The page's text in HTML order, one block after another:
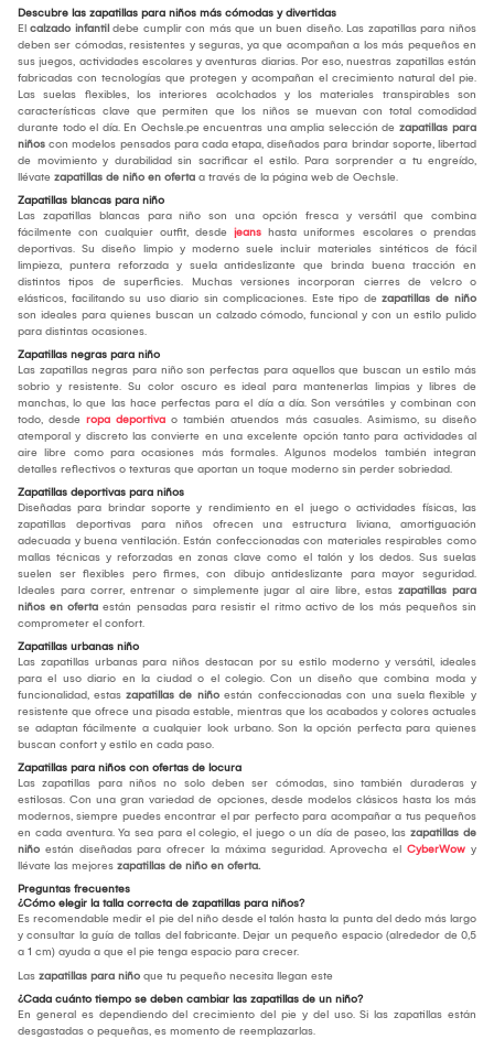
Descubre las zapatillas para niños más cómodas y divertidas
El calzado infantil debe cumplir con más que un buen diseño. Las zapatillas para niños
deben ser cómodas, resistentes y seguras, ya que acompañan a los más pequeños en
sus juegos, actividades escolares y aventuras diarias. Por eso, nuestras zapatillas están
fabricadas con tecnologías que protegen y acompañan el crecimiento natural del pie.
Las suelas flexibles, los interiores acolchados y los materiales transpirables son
características clave que permiten que los niños se muevan con total comodidad
durante todo el día. En Oechsle.pe encuentras una amplia selección de zapatillas para
niños con modelos pensados para cada etapa, diseñados para brindar soporte, libertad
de movimiento y durabilidad sin sacrificar el estilo. Para sorprender a tu engreído,
llévate zapatillas de niño en oferta a través de la página web de Oechsle.
Zapatillas blancas para niño
Las zapatillas blancas para niño son una opción fresca y versátil que combina
fácilmente con cualquier outfit, desde jeans hasta uniformes escolares o prendas
deportivas. Su diseño limpio y moderno suele incluir materiales sintéticos de fácil
limpieza, puntera reforzada y suela antideslizante que brinda buena tracción en
distintos tipos de superficies. Muchas versiones incorporan cierres de velcro o
elásticos, facilitando su uso diario sin complicaciones. Este tipo de zapatillas de niño
son ideales para quienes buscan un calzado cómodo, funcional y con un estilo pulido
para distintas ocasiones.
Zapatillas negras para niño
Las zapatillas negras para niño son perfectas para aquellos que buscan un estilo más
sobrio y resistente. Su color oscuro es ideal para mantenerlas limpias y libres de
manchas, lo que las hace perfectas para el día a día. Son versátiles y combinan con
todo, desde ropa deportiva o también atuendos más casuales. Asimismo, su diseño
atemporal y discreto las convierte en una excelente opción tanto para actividades al
aire libre como para ocasiones más formales. Algunos modelos también integran
detalles reflectivos o texturas que aportan un toque moderno sin perder sobriedad.
Zapatillas deportivas para niños
Diseñadas para brindar soporte y rendimiento en el juego o actividades físicas, las
zapatillas deportivas para niños ofrecen una estructura liviana, amortiguación
adecuada y buena ventilación. Están confeccionadas con materiales respirables como
mallas técnicas y reforzadas en zonas clave como el talón y los dedos. Sus suelas
suelen ser flexibles pero firmes, con dibujo antideslizante para mayor seguridad.
Ideales para correr, entrenar o simplemente jugar al aire libre, estas zapatillas para
niños en oferta están pensadas para resistir el ritmo activo de los más pequeños sin
comprometer el confort.
Zapatillas urbanas niño
Las zapatillas urbanas para niños destacan por su estilo moderno y versátil, ideales
para el uso diario en la ciudad o el colegio. Con un diseño que combina moda y
funcionalidad, estas zapatillas de niño están confeccionadas con una suela flexible y
resistente que ofrece una pisada estable, mientras que los acabados y colores actuales
se adaptan fácilmente a cualquier look urbano. Son la opción perfecta para quienes
buscan confort y estilo en cada paso.
Zapatillas para niños con ofertas de locura
Las zapatillas para niños no solo deben ser cómodas, sino también duraderas y
estilosas. Con una gran variedad de opciones, desde modelos clásicos hasta los más
modernos, siempre puedes encontrar el par perfecto para acompañar a tus pequeños
en cada aventura. Ya sea para el colegio, el juego o un día de paseo, las zapatillas de
niño están diseñadas para ofrecer la máxima seguridad. Aprovecha el CyberWow y
llévate las mejores zapatillas de niño en oferta.
Preguntas frecuentes
¿Cómo elegir la talla correcta de zapatillas para niños?
Es recomendable medir el pie del niño desde el talón hasta la punta del dedo más largo
y consultar la guía de tallas del fabricante. Dejar un pequeño espacio (alrededor de 0,5
a 1 cm) ayuda a que el pie tenga espacio para crecer.
Las zapatillas para niño que tu pequeño necesita llegan este
¿Cada cuánto tiempo se deben cambiar las zapatillas de un niño?
En general es dependiendo del crecimiento del pie y del uso. Si las zapatillas están
desgastadas o pequeñas, es momento de reemplazarlas.